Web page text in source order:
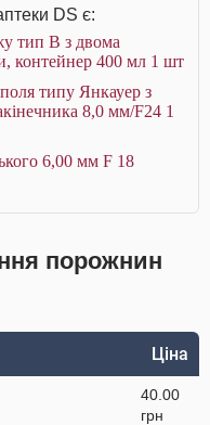
DS є:
тип В з двома
контейнер 400 мл 1 шт
типу Янкауер з
8,0 мм/F24 1
6,00 мм F 18
порожнин
Ціна
40.00
грн